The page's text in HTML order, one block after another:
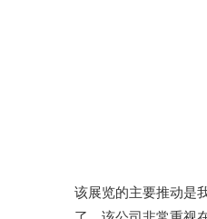
该展览的主要推动是